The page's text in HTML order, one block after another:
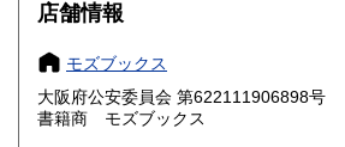
岐阜県
愛知県
滋賀県
店舗情報
モズブックス
大阪府公安委員会 第622111906898号
書籍商 モズブックス